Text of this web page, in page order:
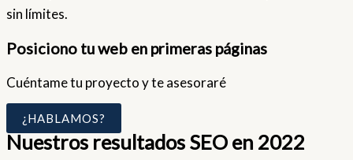
sin límites.
Posiciono tu web en primeras páginas
Cuéntame tu proyecto y te asesoraré
¿HABLAMOS?
Nuestros resultados SEO en 2022